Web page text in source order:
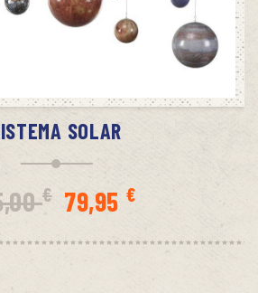
SOLAR
€ El
precio
79,95 €
precio